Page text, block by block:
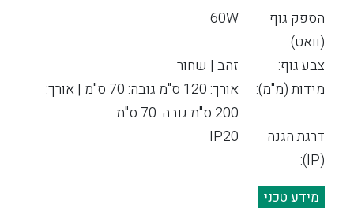
הספק גוף
(וואט):
60W
צבע גוף:
זהב | שחור
מידות (מ"מ):
אורך: 120 ס"מ גובה: 70 ס"מ | אורך:
200 ס"מ גובה: 70 ס"מ
דרגת הגנה
(IP):
IP20
מידע טכני